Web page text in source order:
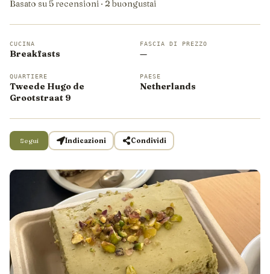
Basato su 5 recensioni · 2 buongustai
CUCINA
Breakfasts
FASCIA DI PREZZO
—
QUARTIERE
Tweede Hugo de
Grootstraat 9
PAESE
Netherlands
Segui Indicazioni Condividi